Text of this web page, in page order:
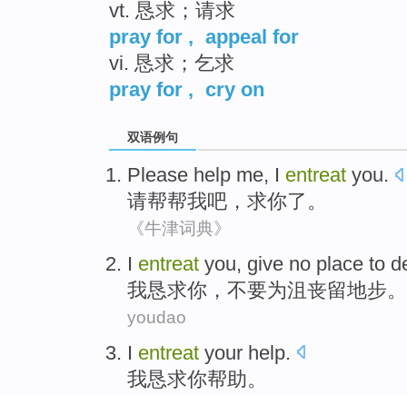
vt. 恳求；请求
pray for , appeal for
vi. 恳求；乞求
pray for , cry on
双语例句
Please help me, I entreat you.
请帮帮我吧， 求你了。
《牛津词典》
I entreat you, give no place to
我恳求你 ， 不要为沮丧留地步。
youdao
I entreat your help.
我恳求你帮助。